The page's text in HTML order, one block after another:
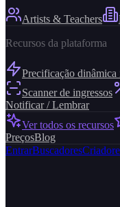
Artists & Teachers
Recursos da plataforma
Precificação dinâmica
Scanner de ingressos
Notificar / Lembrar
Ver todos os recursos
PreçosBlog
EntrarBuscadores